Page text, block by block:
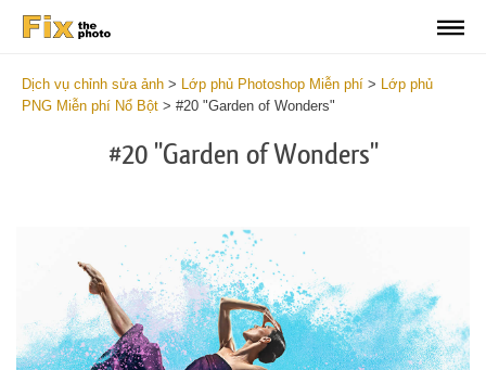
Dịch vụ chỉnh sửa ảnh > Lớp phủ Photoshop Miễn phí > Lớp phủ
PNG Miễn phí Nổ Bột > #20 "Garden of Wonders"
#20 "Garden of Wonders"